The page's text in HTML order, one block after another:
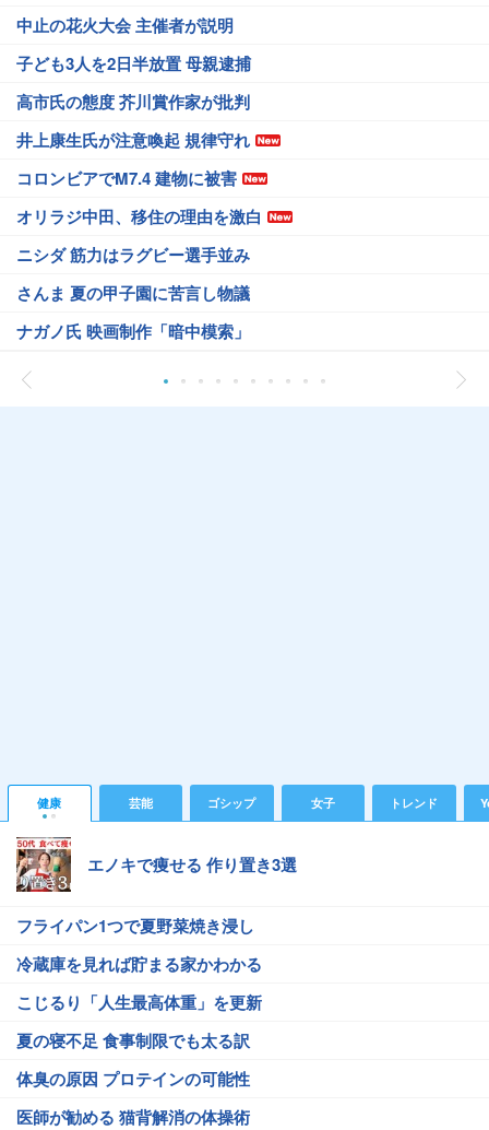
中止の花火大会 主催者が説明
子ども3人を2日半放置 母親逮捕
高市氏の態度 芥川賞作家が批判
井上康生氏が注意喚起 規律守れ
コロンビアでM7.4 建物に被害
オリラジ中田、移住の理由を激白
ニシダ 筋力はラグビー選手並み
さんま 夏の甲子園に苦言し物議
ナガノ氏 映画制作「暗中模索」
健康 芸能 ゴシップ 女子 トレンド
エノキで痩せる 作り置き3選
フライパン1つで夏野菜焼き浸し
冷蔵庫を見れば貯まる家かわかる
こじるり「人生最高体重」を更新
夏の寝不足 食事制限でも太る訳
体臭の原因 プロテインの可能性
医師が勧める 猫背解消の体操術